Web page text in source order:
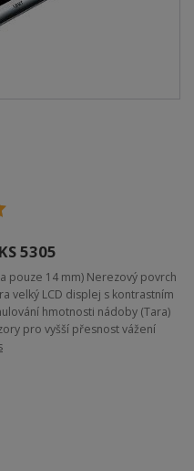
5305
pouze 14 mm) Nerezový povrch
velký LCD displej s kontrastním
hmotnosti nádoby (Tara)
pro vyšší přesnost vážení